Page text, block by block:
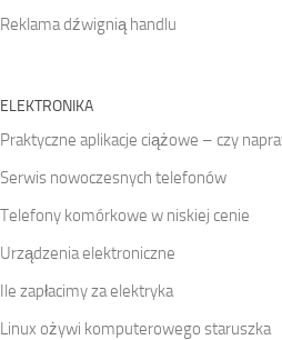
Reklama dźwignią handlu
ELEKTRONIKA
Praktyczne aplikacje ciążowe – czy
Serwis nowoczesnych telefonów
Telefony komórkowe w niskiej cenie
Urządzenia elektroniczne
Ile zapłacimy za elektryka
Linux ożywi komputerowego staruszka